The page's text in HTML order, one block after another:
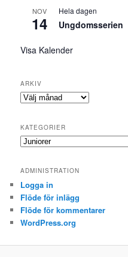
NOV
14
Hela dagen
Ungdomsserien
Visa Kalender
ARKIV
Arkiv
KATEGORIER
Kategorier
ADMINISTRATION
Logga in
Flöde för inlägg
Flöde för kommentarer
WordPress.org